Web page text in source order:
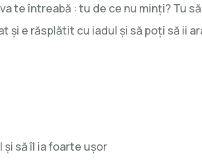
te întreabă : tu de ce nu minți? Tu
și e răsplătit cu iadul și să poți să ii
și să îl ia foarte ușor